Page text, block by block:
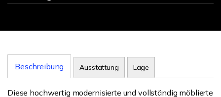
Beschreibung Ausstattung Lage
Diese hochwertig modernisierte und vollständig möblierte